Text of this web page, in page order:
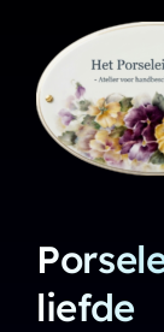
liefde